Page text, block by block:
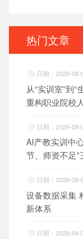
热门文章
 日期：2026-08-
从“实训室”到
重构职业院校
 日期：2026-08-
AI产教实训中
节、师资不足”
 日期：2026-08-
设备数据采集
新体系
 日期：2026-08-